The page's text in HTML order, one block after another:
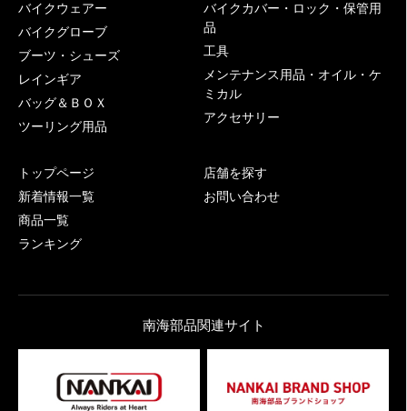
バイクウェアー
バイクグローブ
ブーツ・シューズ
レインギア
バッグ＆ＢＯＸ
ツーリング用品
バイクカバー・ロック・保管用
品
工具
メンテナンス用品・オイル・ケ
ミカル
アクセサリー
トップページ
新着情報一覧
商品一覧
ランキング
店舗を探す
お問い合わせ
南海部品関連サイト